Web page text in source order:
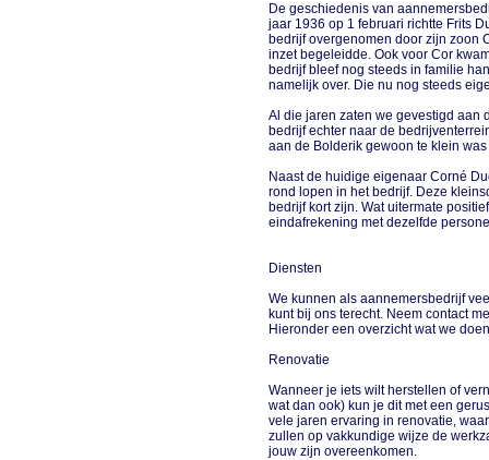
De geschiedenis van
jaar 1936 op 1 februari richtte Frits
bedrijf overgenomen door zijn zoon
inzet begeleidde. Ook voor Cor
bedrijf bleef nog steeds in familie
namelijk over. Die nu nog steeds
Al die jaren zaten we gevestigd aan
bedrijf echter naar de
aan de Bolderik gewoon te klein
Naast de huidige eigenaar Corné
rond lopen in het bedrijf. Deze
bedrijf kort zijn. Wat uitermate
eindafrekening met dezelfde
Diensten
We kunnen als aannemersbedrijf
kunt bij ons terecht. Neem contact
Hieronder een overzicht wat we
Renovatie
Wanneer je iets wilt herstellen of
wat dan ook) kun je dit met een
vele jaren ervaring in renovatie,
zullen op vakkundige wijze de
jouw zijn overeenkomen.